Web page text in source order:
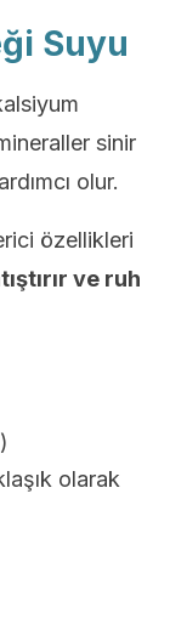
Suyu
sinir
olur.
özellikleri
ve ruh
olarak